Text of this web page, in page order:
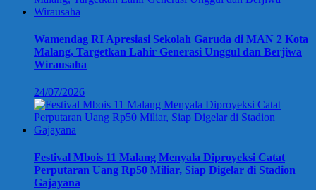
Wamendag RI Apresiasi Sekolah Garuda di MAN 2 Kota
Malang, Targetkan Lahir Generasi Unggul dan Berjiwa
Wirausaha
24/07/2026
Festival Mbois 11 Malang Menyala Diproyeksi Catat
Perputaran Uang Rp50 Miliar, Siap Digelar di Stadion
Gajayana